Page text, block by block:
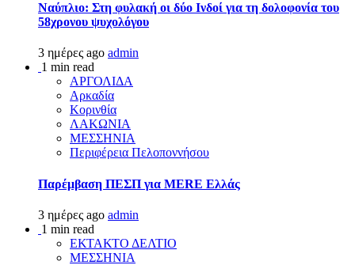
Ναύπλιο: Στη φυλακή οι δύο Ινδοί για τη δολοφονία του
58χρονου ψυχολόγου
3 ημέρες ago admin
1 min read
ΑΡΓΟΛΙΔΑ
Αρκαδία
Κορινθία
ΛΑΚΩΝΙΑ
ΜΕΣΣΗΝΙΑ
Περιφέρεια Πελοποννήσου
Παρέμβαση ΠΕΣΠ για MERE Ελλάς
3 ημέρες ago admin
1 min read
ΕΚΤΑΚΤΟ ΔΕΛΤΙΟ
ΜΕΣΣΗΝΙΑ